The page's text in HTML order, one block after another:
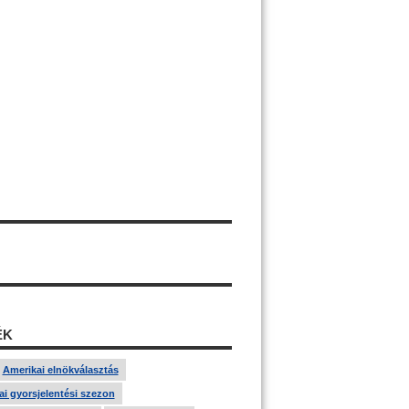
Amerikai elnökválasztás
gyorsjelentési szezon